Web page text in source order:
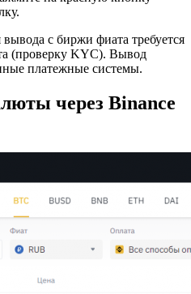
с биржи фиата требуется
(проверку KYC). Вывод
платежные системы.
через Binance